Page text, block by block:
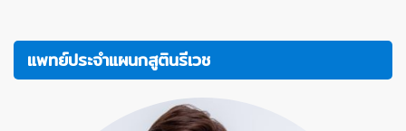
แพทย์ประจำแผนกสูตินรีเวช